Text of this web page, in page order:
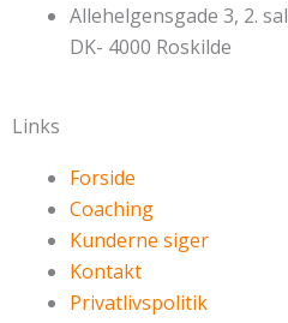
Allehelgensgade 3, 2. sal
DK- 4000 Roskilde
Links
Forside
Coaching
Kunderne siger
Kontakt
Privatlivspolitik